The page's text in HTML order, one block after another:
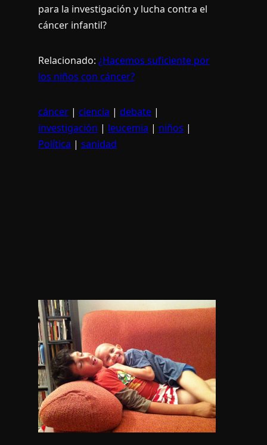
para la investigación y lucha contra el
cáncer infantil?
Relacionado: ¿Hacemos suficiente por
los niños con cáncer?
cáncer | ciencia | debate |
investigación | leucemia | niños |
Política | sanidad